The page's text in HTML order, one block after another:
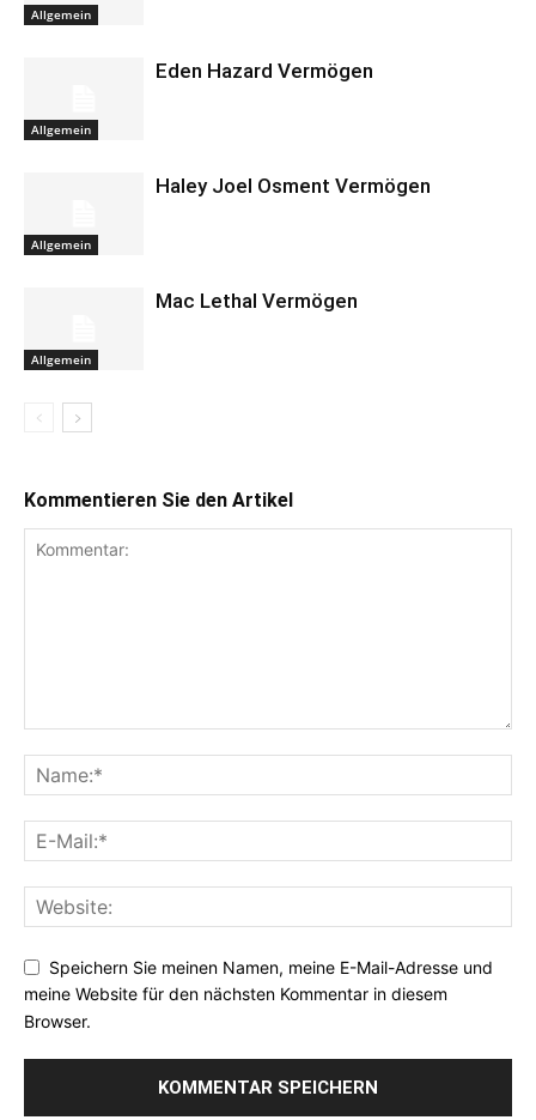
Allgemein
Allgemein
Eden Hazard Vermögen
Allgemein
Haley Joel Osment Vermögen
Allgemein
Mac Lethal Vermögen
Kommentieren Sie den Artikel
Speichern Sie meinen Namen, meine E-Mail-Adresse und
meine Website für den nächsten Kommentar in diesem
Browser.